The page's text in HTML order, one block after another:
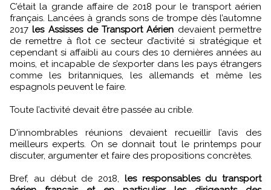
C’était la grande affaire de 2018 pour le transport aérien
français. Lancées à grands sons de trompe dès l’automne
2017 les Assisses de Transport Aérien devaient permettre
de remettre à flot ce secteur d’activité si stratégique et
cependant si affaibli au cours des 10 dernières années au
moins, et incapable de s’exporter dans les pays étrangers
comme les britanniques, les allemands et même les
espagnols peuvent le faire.
Toute l’activité devait être passée au crible.
D'innombrables réunions devaient recueillir l’avis des
meilleurs experts. On se donnait tout le printemps pour
discuter, argumenter et faire des propositions concrètes.
Bref, au début de 2018, les responsables du transport